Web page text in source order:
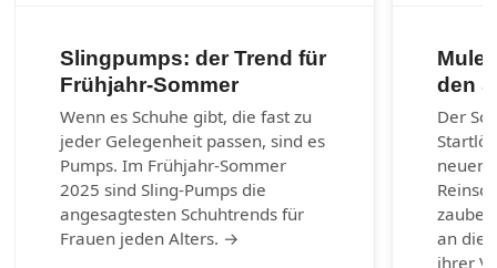
Slingpumps: der Trend für
Frühjahr-Sommer
Wenn es Schuhe gibt, die fast zu
jeder Gelegenheit passen, sind es
Pumps. Im Frühjahr-Sommer
2025 sind Sling-Pumps die
angesagtesten Schuhtrends für
Frauen jeden Alters. →
den
Der
neuen
an die
ihrer